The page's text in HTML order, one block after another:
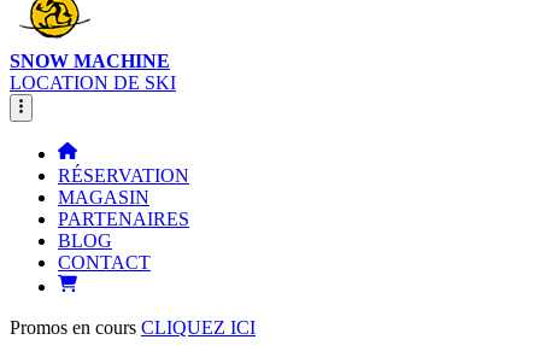
SNOW MACHINE
LOCATION DE SKI
RÉSERVATION
MAGASIN
PARTENAIRES
BLOG
CONTACT
Promos en cours CLIQUEZ ICI